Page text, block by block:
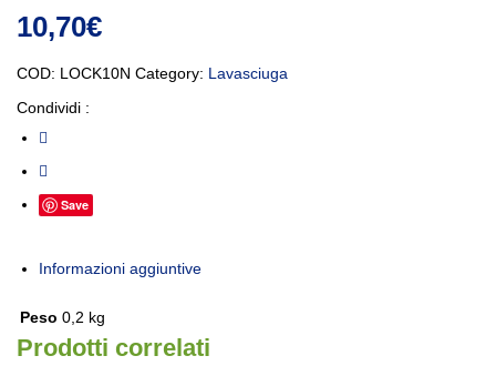
10,70€
COD: LOCK10N Category: Lavasciuga
Condividi :
Save
Informazioni aggiuntive
Peso 0,2 kg
Prodotti correlati